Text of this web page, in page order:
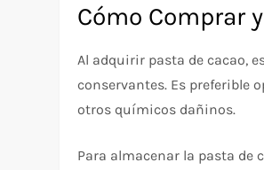
Cómo Comprar
Al adquirir pasta de cacao,
conservantes. Es preferible
otros químicos dañinos.
Para almacenar la pasta de